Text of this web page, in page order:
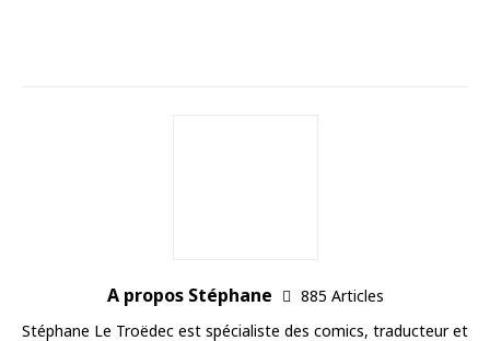
A propos Stéphane
885 Articles
Stéphane Le Troëdec est spécialiste des comics, traducteur et